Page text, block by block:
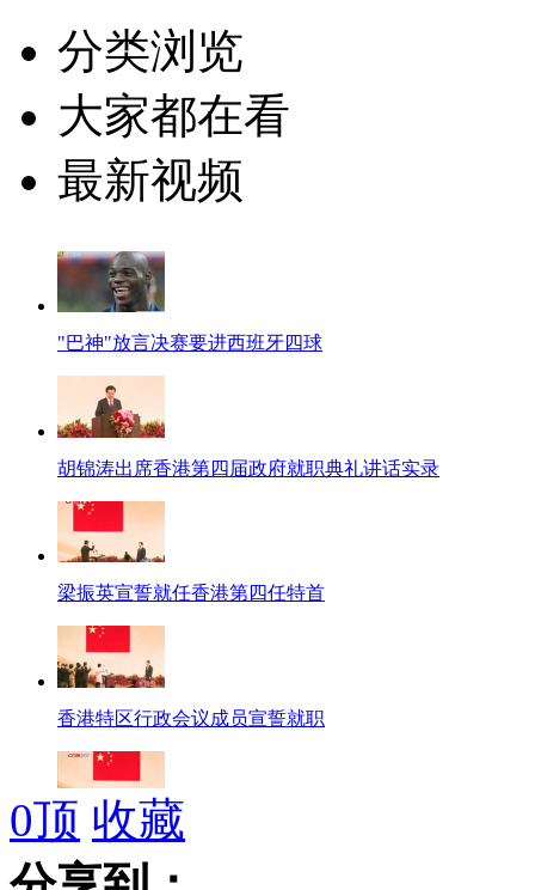
分类浏览
大家都在看
最新视频
"巴神"放言决赛要进西班牙四球
胡锦涛出席香港第四届政府就职典礼讲话实录
梁振英宣誓就任香港第四任特首
香港特区行政会议成员宣誓就职
香港第四届政府主要官员宣誓就职
0顶 收藏